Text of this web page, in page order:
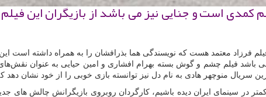
كمدی است و جنایی نیز می باشد از بازیگران این
فرزاد معتمد هست که نویسندگی هما بذرافشان را به همراه داشته است این
باشد فیلم چشم و گوش بسته بهرام افشاری و امین حیایی به عنوان
سریال منوچهر هادی به نام دل نیز توانسته بازی خوبی را از خود نشان دهد
در سینمای ایران دیده باشیم، کارگردان روبروی بازیگرانش چالش های